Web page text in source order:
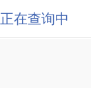
正在查询中